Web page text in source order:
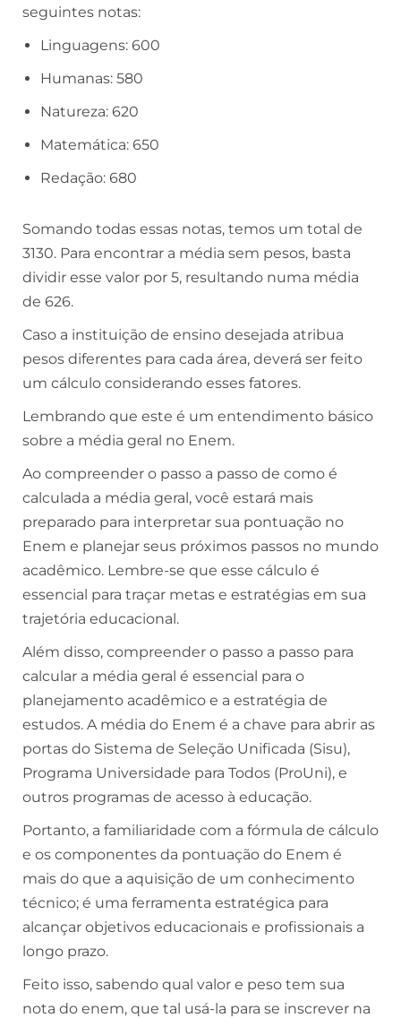
seguintes notas:
Linguagens: 600
Humanas: 580
Natureza: 620
Matemática: 650
Redação: 680
Somando todas essas notas, temos um total de
3130. Para encontrar a média sem pesos, basta
dividir esse valor por 5, resultando numa média
de 626.
Caso a instituição de ensino desejada atribua
pesos diferentes para cada área, deverá ser feito
um cálculo considerando esses fatores.
Lembrando que este é um entendimento básico
sobre a média geral no Enem.
Ao compreender o passo a passo de como é
calculada a média geral, você estará mais
preparado para interpretar sua pontuação no
Enem e planejar seus próximos passos no mundo
acadêmico. Lembre-se que esse cálculo é
essencial para traçar metas e estratégias em sua
trajetória educacional.
Além disso, compreender o passo a passo para
calcular a média geral é essencial para o
planejamento acadêmico e a estratégia de
estudos. A média do Enem é a chave para abrir as
portas do Sistema de Seleção Unificada (Sisu),
Programa Universidade para Todos (ProUni), e
outros programas de acesso à educação.
Portanto, a familiaridade com a fórmula de cálculo
e os componentes da pontuação do Enem é
mais do que a aquisição de um conhecimento
técnico; é uma ferramenta estratégica para
alcançar objetivos educacionais e profissionais a
longo prazo.
Feito isso, sabendo qual valor e peso tem sua
nota do enem, que tal usá-la para se inscrever na